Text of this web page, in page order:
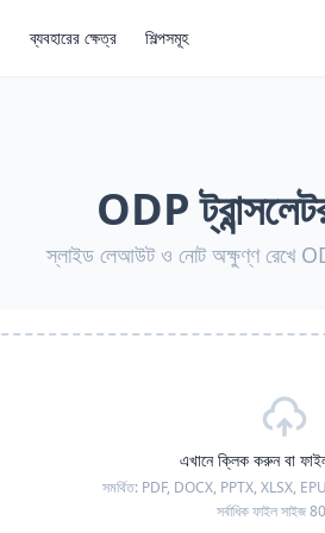
ব্যবহারের ক্ষেত্র শিল্পসমূহ
ODP
স্লাইড লেআউট ও নোট অক্ষুণ্ণ রেখে
এখানে ক্লিক করুন বা
সমর্থিত: PDF, DOCX, PPTX, XLSX,
সর্বাধিক ফাইল সাইজ